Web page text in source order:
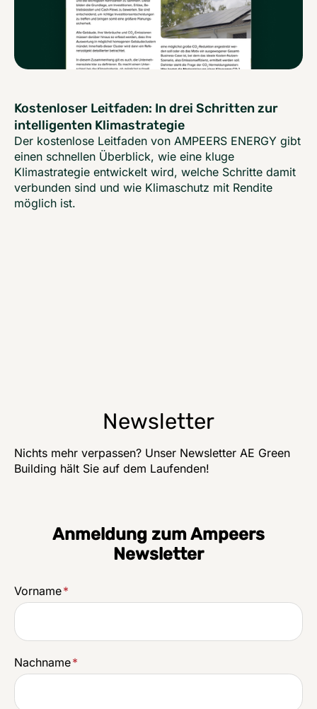
Kostenloser Leitfaden: In drei Schritten zur
intelligenten Klimastrategie
Der kostenlose Leitfaden von AMPEERS ENERGY gibt
einen schnellen Überblick, wie eine kluge
Klimastrategie entwickelt wird, welche Schritte damit
verbunden sind und wie Klimaschutz mit Rendite
möglich ist.
Newsletter
Nichts mehr verpassen? Unser Newsletter AE Green
Building hält Sie auf dem Laufenden!
Anmeldung zum Ampeers
Newsletter
Vorname*
Nachname*